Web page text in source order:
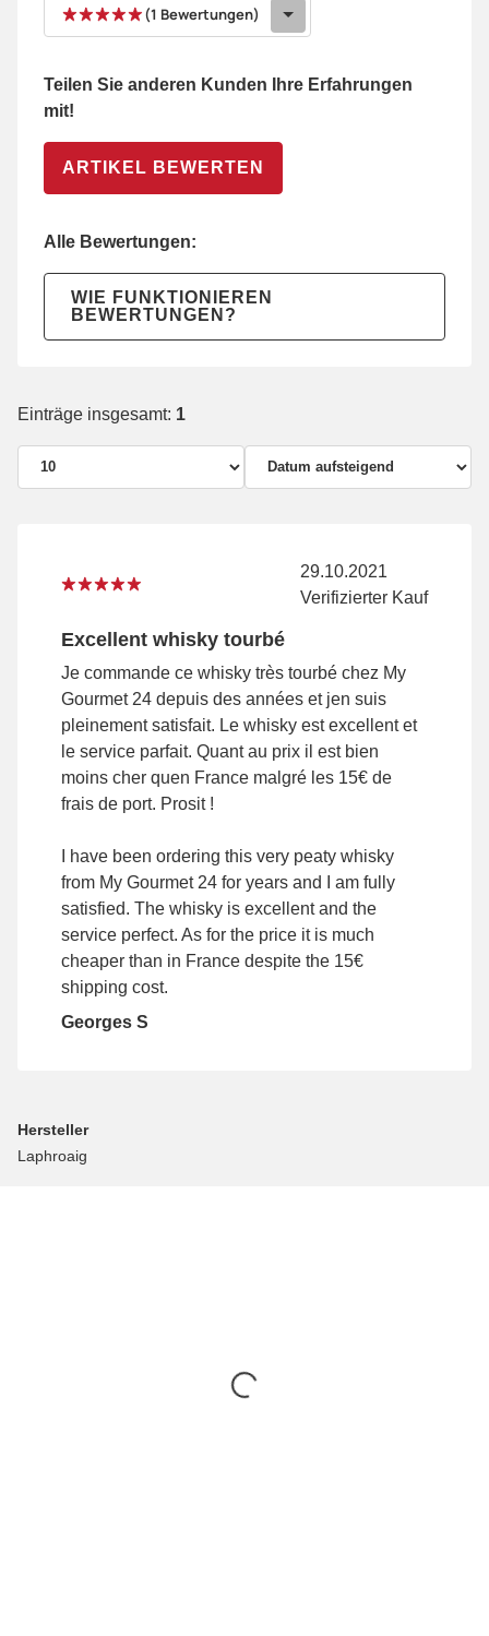
(1 Bewertungen)
Teilen Sie anderen Kunden Ihre Erfahrungen
mit!
ARTIKEL BEWERTEN
Alle Bewertungen:
WIE FUNKTIONIEREN
BEWERTUNGEN?
Einträge insgesamt: 1
29.10.2021
Verifizierter Kauf
Excellent whisky tourbé
Je commande ce whisky très tourbé chez My
Gourmet 24 depuis des années et jen suis
pleinement satisfait. Le whisky est excellent et
le service parfait. Quant au prix il est bien
moins cher quen France malgré les 15€ de
frais de port. Prosit !
I have been ordering this very peaty whisky
from My Gourmet 24 for years and I am fully
satisfied. The whisky is excellent and the
service perfect. As for the price it is much
cheaper than in France despite the 15€
shipping cost.
Georges S
Hersteller
Laphroaig